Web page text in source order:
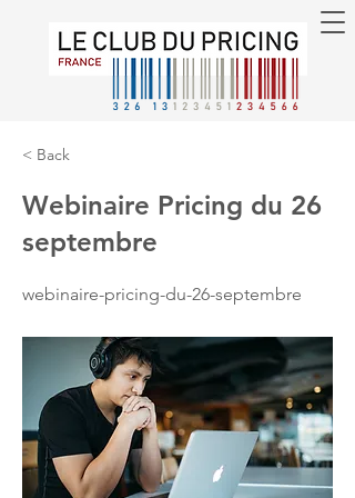
< Back
Webinaire Pricing du 26
septembre
webinaire-pricing-du-26-septembre